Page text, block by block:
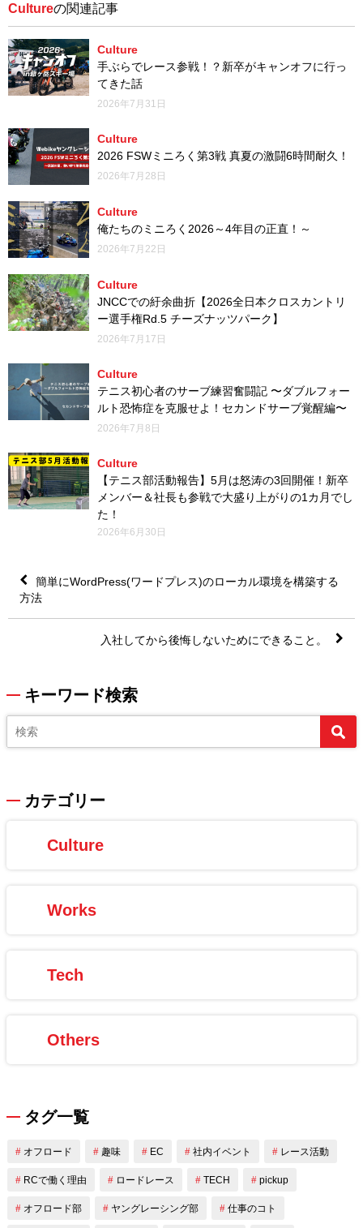
Cultureの関連記事
Culture
手ぶらでレース参戦！？新卒がキャンオフに行っ
てきた話
2026年7月31日
Culture
2026 FSWミニろく第3戦 真夏の激闘6時間耐久！
2026年7月28日
Culture
俺たちのミニろく2026～4年目の正直！～
2026年7月22日
Culture
JNCCでの紆余曲折【2026全日本クロスカントリ
ー選手権Rd.5 チーズナッツパーク】
2026年7月17日
Culture
テニス初心者のサーブ練習奮闘記 〜ダブルフォー
ルト恐怖症を克服せよ！セカンドサーブ覚醒編〜
2026年7月8日
Culture
【テニス部活動報告】5月は怒涛の3回開催！新卒
メンバー＆社長も参戦で大盛り上がりの1カ月でし
た！
2026年6月30日
簡単にWordPress(ワードプレス)のローカル環境を構築する
方法
入社してから後悔しないためにできること。
キーワード検索
カテゴリー
Culture
Others
Tech
Works
タグ一覧
オフロード 趣味 EC 社内イベント レース活動
RCで働く理由 ロードレース TECH pickup
オフロード部 ヤングレーシング部 仕事のコト